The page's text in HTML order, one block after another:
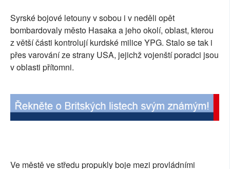
SOCIÁLNÍ SÍTĚ
RUBRIKY
Syrské bojové letouny v sobou i v neděli opět
bombardovaly město Hasaka a jeho okolí, oblast, kterou
z větší části kontrolují kurdské milice YPG. Stalo se tak i
přes varování ze strany USA, jejichž vojenští poradci jsou
v oblasti přítomni.
Ve městě ve středu propukly boje mezi provládními